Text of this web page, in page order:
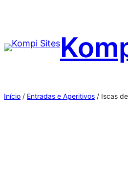
conteúdo
Início / Entradas e Aperitivos / Iscas